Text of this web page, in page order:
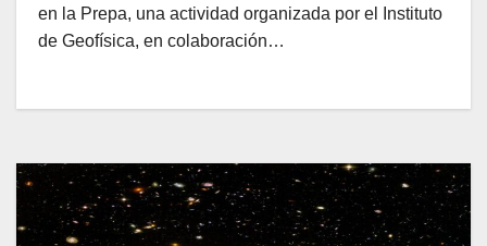
en la Prepa, una actividad organizada por el Instituto
de Geofísica, en colaboración…